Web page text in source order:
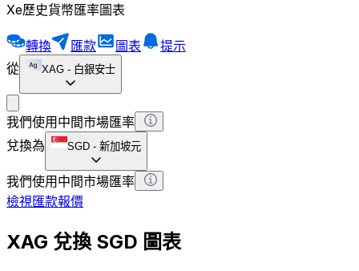
Xe歷史貨幣匯率圖表
轉換 匯款 圖表
提示
從
XAG - 白銀安士
我們使用中間市場匯率
兌換為
SGD - 新加坡元
我們使用中間市場匯率
檢視匯款報價
XAG 兌換 SGD 圖表